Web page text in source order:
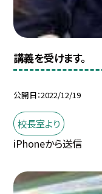
講義を受けます。
公開日 2022/12/19
校長室より
iPhoneから送信